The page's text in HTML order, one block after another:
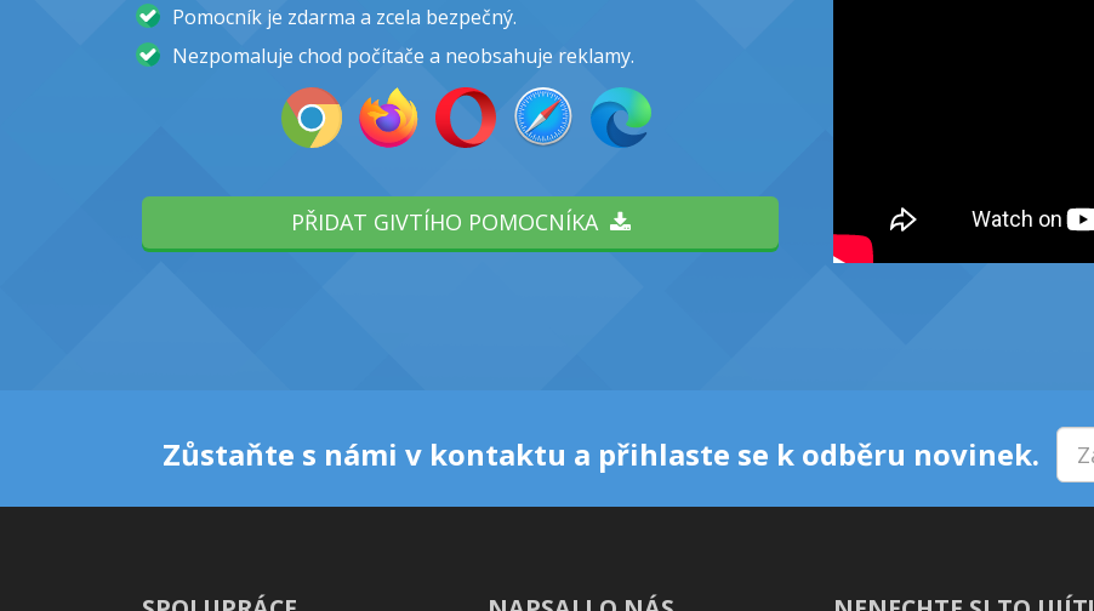
Pomocník je zdarma a zcela bezpečný.
Nezpomaluje chod počítače a neobsahuje reklamy.
PŘIDAT GIVTÍHO POMOCNÍKA
Zůstaňte s námi v kontaktu a přihlaste se k odběru novinek.